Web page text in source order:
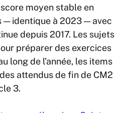
moyen stable en
identique à 2023 — avec
depuis 2017. Les sujets
préparer des exercices
long de l’année, les items
attendus de fin de CM2
3.